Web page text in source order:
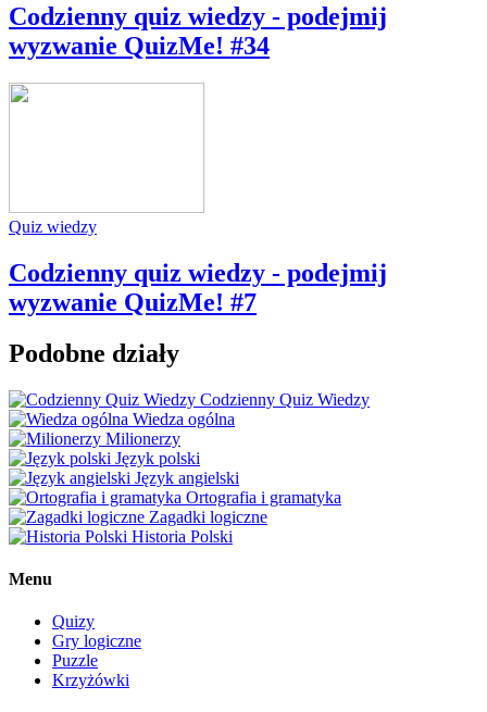
Codzienny quiz wiedzy - podejmij
wyzwanie QuizMe! #34
Quiz wiedzy
Codzienny quiz wiedzy - podejmij
wyzwanie QuizMe! #7
Podobne działy
Codzienny Quiz Wiedzy
Wiedza ogólna
Milionerzy
Język polski
Język angielski
Ortografia i gramatyka
Zagadki logiczne
Historia Polski
Menu
Quizy
Gry logiczne
Puzzle
Krzyżówki